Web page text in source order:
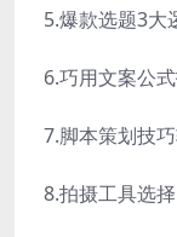
5.爆款选题3大
6.巧用文案公
7.脚本策划技
8.拍摄工具选